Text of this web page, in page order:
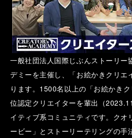
一般社団法人国際じぶんストーリー
デミーを主催し、「お絵かきクリエ
ります。1500名以上の「お絵かき
位認定クリエイターを輩出（
イティブ系コミュニティです。クオ
ービー」とストーリーテリングの手